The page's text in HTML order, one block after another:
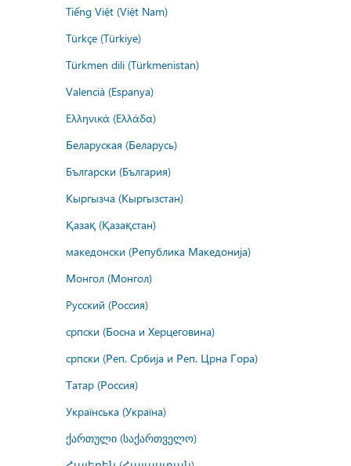
Tiếng Việt (Việt Nam)
Türkçe (Türkiye)
Türkmen dili (Türkmenistan)
Valencià (Espanya)
Ελληνικά (Ελλάδα)
Беларуская (Беларусь)
Български (България)
Кыргызча (Кыргызстан)
Қазақ (Қазақстан)
македонски (Република Македонија)
Монгол (Монгол)
Русский (Россия)
српски (Босна и Херцеговина)
српски (Реп. Србија и Реп. Црна Гора)
Татар (Россия)
Українська (Україна)
ქართული (საქართველო)